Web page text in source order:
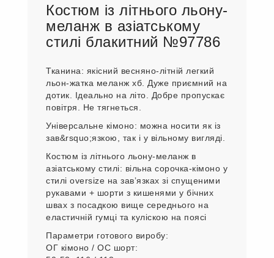
Костюм із літнього льону-
меланж в азіатському
стилі блакитний №97786
Тканина: якісний весняно-літній легкий
льон-жатка меланж хб. Дуже приємний на
дотик. Ідеально на літо. Добре пропускає
повітря. Не тягнеться.
Універсальне кімоно: можна носити як із
зав&rsquo;язкою, так і у вільному вигляді.
Костюм із літнього льону-меланж в
азіатському стилі: вільна сорочка-кімоно у
стилі oversize на завʼязках зі спущеними
рукавами + шорти з кишенями у бічних
швах з посадкою вище середнього на
еластичній гумці та куліскою на поясі
Параметри готового виробу:
ОГ кімоно / ОС шорт: